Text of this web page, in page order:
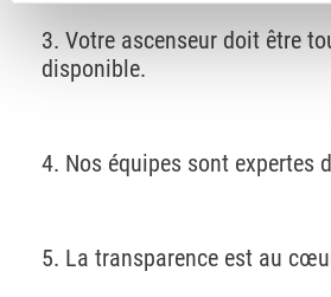
3. Votre ascenseur doit être
disponible.
4. Nos équipes sont expertes
5. La transparence est au